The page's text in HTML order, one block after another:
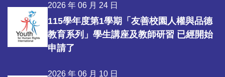
2026 年 06 月 24 日
115學年度第1學期「友善校園人權與品德
教育系列」學生講座及教師研習 已經開始
申請了
2026 年 06 月 10 日